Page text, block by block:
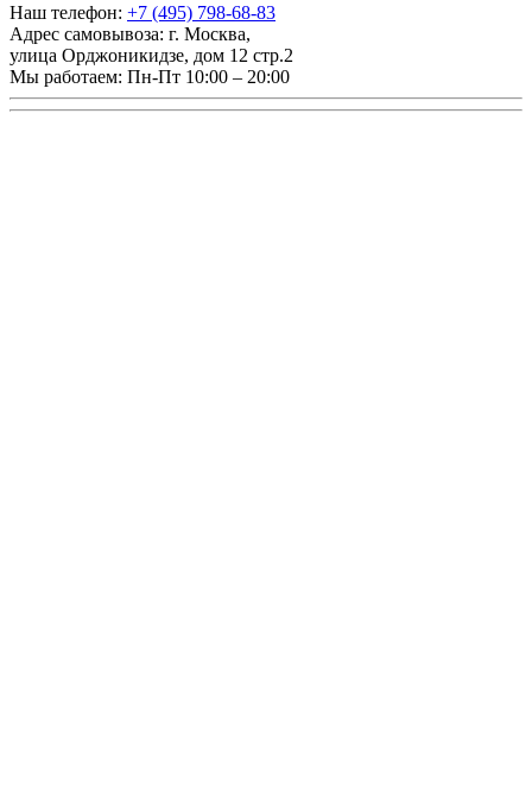
Наш телефон: +7 (495) 798-68-83
Адрес самовывоза: г. Москва,
улица Орджоникидзе, дом 12 стр.2
Мы работаем: Пн-Пт 10:00 – 20:00